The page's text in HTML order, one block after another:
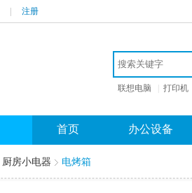
注册
联想电脑 打印机
首页 办公设备
厨房小电器 电烤箱